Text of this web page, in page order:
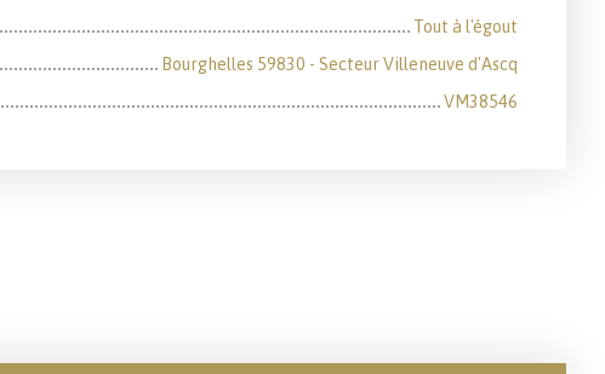
Tout à l'égout
Bourghelles 59830 - Secteur Villeneuve d'Ascq
VM38546